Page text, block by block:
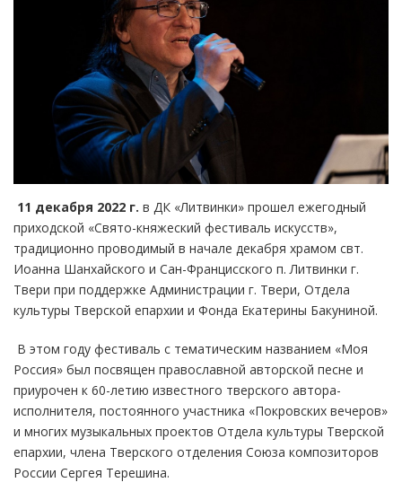
11 декабря 2022 г. в ДК «Литвинки» прошел ежегодный
приходской «Свято-княжеский фестиваль искусств»,
традиционно проводимый в начале декабря храмом свт.
Иоанна Шанхайского и Сан-Францисского п. Литвинки г.
Твери при поддержке Администрации г. Твери, Отдела
культуры Тверской епархии и Фонда Екатерины Бакуниной.
В этом году фестиваль с тематическим названием «Моя
Россия» был посвящен православной авторской песне и
приурочен к 60-летию известного тверского автора-
исполнителя, постоянного участника «Покровских вечеров»
и многих музыкальных проектов Отдела культуры Тверской
епархии, члена Тверского отделения Союза композиторов
России Сергея Терешина.